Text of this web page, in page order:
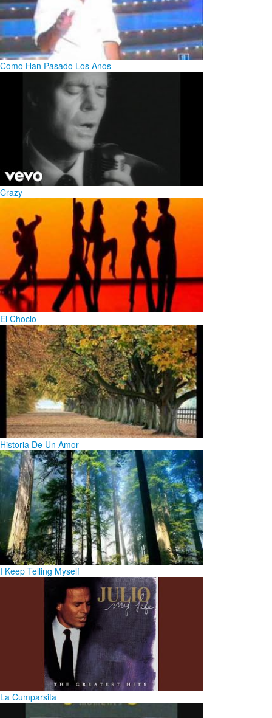
Como Han Pasado Los Anos
Crazy
El Choclo
Historia De Un Amor
I Keep Telling Myself
La Cumparsita